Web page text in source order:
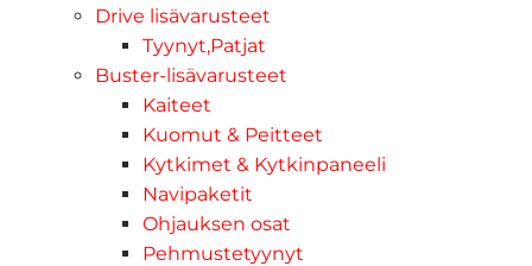
Drive lisävarusteet
Tyynyt,Patjat
Buster-lisävarusteet
Kaiteet
Kuomut & Peitteet
Kytkimet & Kytkinpaneeli
Navipaketit
Ohjauksen osat
Pehmustetyynyt